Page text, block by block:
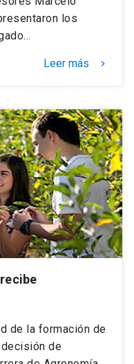
los
Leer más keyboard_arrow_right
de la formación de
de